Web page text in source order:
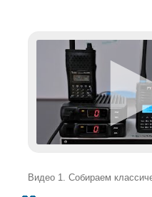
Видео 1. Собираем